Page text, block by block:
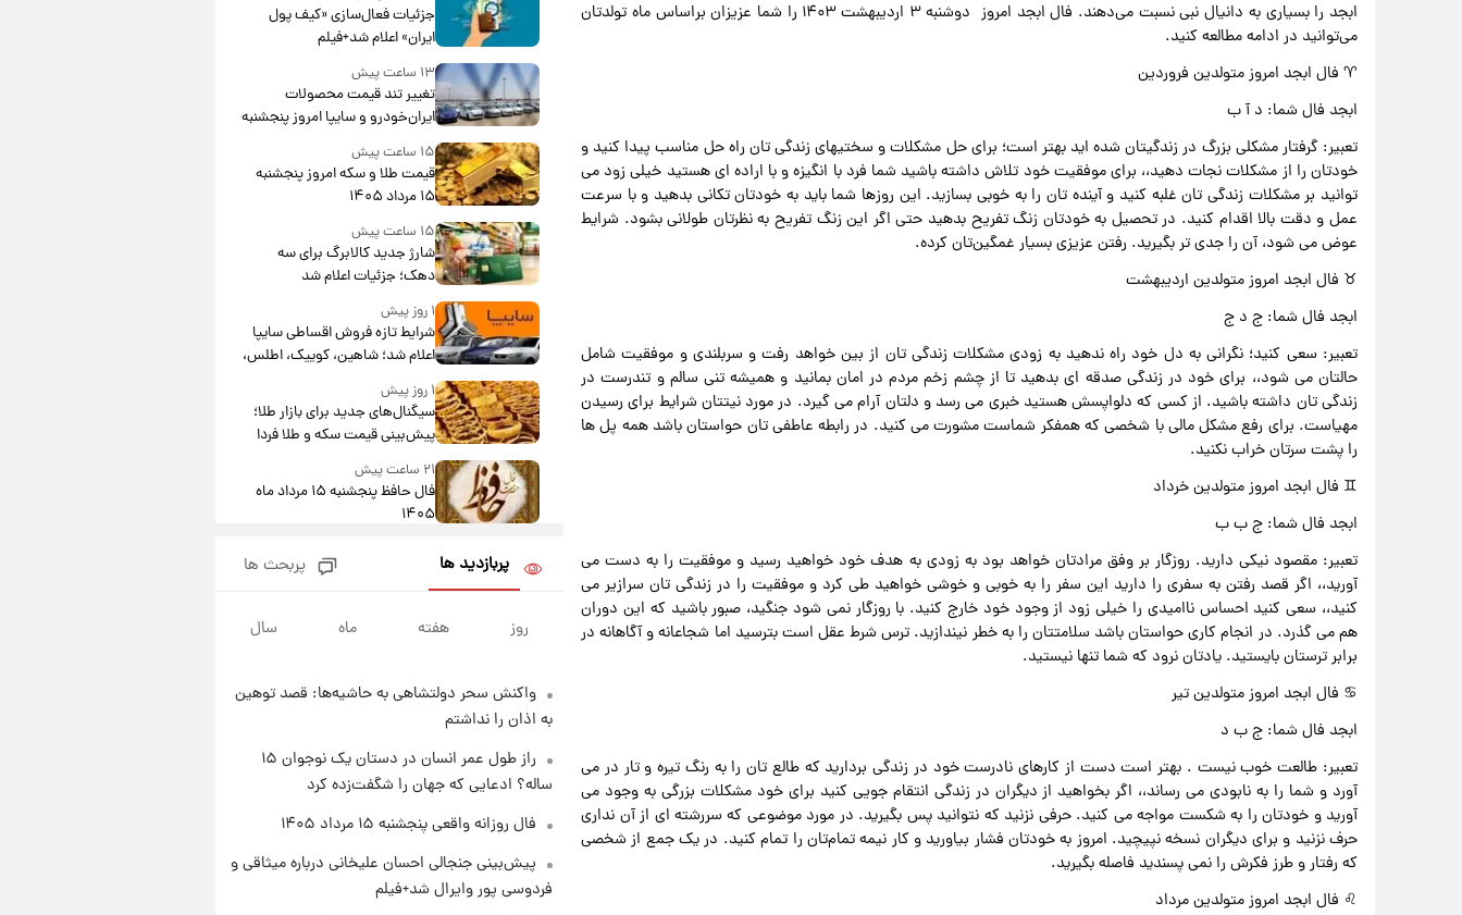
ابجد را بسیاری به دانیال نبی نسبت می‌دهند. فال ابجد امروز دوشنبه ۳ اردیبهشت ۱۴۰۳ را شما عزیزان براساس ماه تولدتان
می‌توانید در ادامه مطالعه کنید.
♈ فال ابجد امروز متولدین فروردین
ابجد فال شما: د آ ب
تعبیر: گرفتار مشکلی بزرگ در زندگیتان شده اید بهتر است؛ برای حل مشکلات و سختیهای زندگی تان راه حل مناسب پیدا کنید و
خودتان را از مشکلات نجات دهید،، برای موفقیت خود تلاش داشته باشید شما فرد با انگیزه و با اراده ای هستید خیلی زود می
توانید بر مشکلات زندگی تان غلبه کنید و آینده تان را به خوبی بسازید. این روزها شما باید به خودتان تکانی بدهید و با سرعت
عمل و دقت بالا اقدام کنید. در تحصیل به خودتان زنگ تفریح بدهید حتی اگر این زنگ تفریح به نظرتان طولانی بشود. شرایط
عوض می شود، آن را جدی تر بگیرید. رفتن عزیزی بسیار غمگین‌تان کرده.
♉ فال ابجد امروز متولدین اردیبهشت
ابجد فال شما: ج د ج
تعبیر: سعی کنید؛ نگرانی به دل خود راه ندهید به زودی مشکلات زندگی تان از بین خواهد رفت و سربلندی و موفقیت شامل
حالتان می شود،، برای خود در زندگی صدقه ای بدهید تا از چشم زخم مردم در امان بمانید و همیشه تنی سالم و تندرست در
زندگی تان داشته باشید. از کسی که دلواپسش هستید خبری می رسد و دلتان آرام می گیرد. در مورد نیتتان شرایط برای رسیدن
مهیاست. برای رفع مشکل مالی با شخصی که همفکر شماست مشورت می کنید. در رابطه عاطفی تان حواستان باشد همه پل ها
را پشت سرتان خراب نکنید.
♊ فال ابجد امروز متولدین خرداد
ابجد فال شما: ج ب ب
تعبیر: مقصود نیکی دارید. روزگار بر وفق مرادتان خواهد بود به زودی به هدف خود خواهید رسید و موفقیت را به دست می
آورید،، اگر قصد رفتن به سفری را دارید این سفر را به خوبی و خوشی خواهید طی کرد و موفقیت را در زندگی تان سرازیر می
کنید،، سعی کنید احساس ناامیدی را خیلی زود از وجود خود خارج کنید. با روزگار نمی شود جنگید، صبور باشید که این دوران
هم می گذرد. در انجام کاری حواستان باشد سلامتتان را به خطر نیندازید. ترس شرط عقل است بترسید اما شجاعانه و آگاهانه در
برابر ترستان بایستید. یادتان نرود که شما تنها نیستید.
♋ فال ابجد امروز متولدین تیر
ابجد فال شما: ج ب د
تعبیر: طالعت خوب نیست . بهتر است دست از کارهای نادرست خود در زندگی بردارید که طالع تان را به رنگ تیره و تار در می
آورد و شما را به نابودی می رساند،، اگر بخواهید از دیگران در زندگی انتقام جویی کنید برای خود مشکلات بزرگی به وجود می
آورید و خودتان را به شکست مواجه می کنید. حرفی نزنید که نتوانید پس بگیرید. در مورد موضوعی که سررشته ای از آن نداری
حرف نزنید و برای دیگران نسخه نپیچید. امروز به خودتان فشار بیاورید و کار نیمه تمام‌تان را تمام کنید. در یک جمع از شخصی
که رفتار و طرز فکرش را نمی پسندید فاصله بگیرید.
♌ فال ابجد امروز متولدین مرداد
جزئیات فعال‌سازی «کیف پول
ایران» اعلام شد+فیلم
۱۳ ساعت پیش
تغییر تند قیمت محصولات
ایران‌خودرو و سایپا امروز پنجشنبه
۱۵ مرداد ۱۴۰۵ +جدول
۱۵ ساعت پیش
قیمت طلا و سکه امروز پنجشنبه
۱۵ مرداد ۱۴۰۵
۱۵ ساعت پیش
شارژ جدید کالابرگ برای سه
دهک؛ جزئیات اعلام شد
۱ روز پیش
شرایط تازه فروش اقساطی سایپا
اعلام شد؛ شاهین، کوییک، اطلس،
سهند و ساینا با اقساط بلندمدت +
جدول۱ روز پیش
سیگنال‌های جدید برای بازار طلا؛
پیش‌بینی قیمت سکه و طلا فردا
۲۱ ساعت پیش
فال حافظ پنجشنبه ۱۵ مرداد ماه
۱۴۰۵
فال قهوه روزانه پنجشنبه ۱۵ مرداد
ماه ۱۴۰۵
۲۳ ساعت پیش
چهارشنبه ۱۴ مرداد + جدول
۱ روز پیش
تولید سایپا؛ نام خودرو، مبلغ پیش
پرداخت و زمان تحویل | سود
مشارکت چند درصد است؟
پربازدید ها پربحث ها
روز هفته ماه سال
واکنش سحر دولتشاهی به حاشیه‌ها: قصد توهین
به اذان را نداشتم
راز طول عمر انسان در دستان یک نوجوان ۱۵
ساله؟ ادعایی که جهان را شگفت‌زده کرد
فال روزانه واقعی پنجشنبه ۱۵ مرداد ۱۴۰۵
پیش‌بینی جنجالی احسان علیخانی درباره میثاقی و
فردوسی پور وایرال شد+فیلم